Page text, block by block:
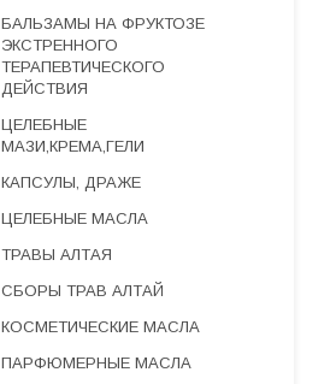
БАЛЬЗАМЫ НА ФРУКТОЗЕ
ЭКСТРЕННОГО
ТЕРАПЕВТИЧЕСКОГО
ДЕЙСТВИЯ
ЦЕЛЕБНЫЕ
МАЗИ,КРЕМА,ГЕЛИ
КАПСУЛЫ, ДРАЖЕ
ЦЕЛЕБНЫЕ МАСЛА
ТРАВЫ АЛТАЯ
СБОРЫ ТРАВ АЛТАЙ
КОСМЕТИЧЕСКИЕ МАСЛА
ПАРФЮМЕРНЫЕ МАСЛА